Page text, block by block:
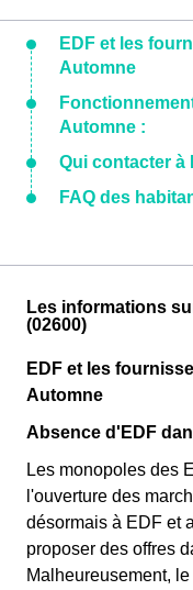
EDF et les
Automne
Automne :
Qui contacter à
FAQ des
Les informations
(02600)
EDF et les
Automne
Absence d'EDF
Les monopoles des
l'ouverture des
désormais à EDF et
proposer des offres
Malheureusement,